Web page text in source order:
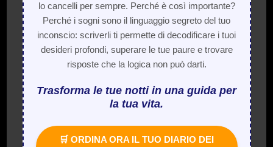
lo cancelli per sempre. Perché è così importante?
Perché i sogni sono il linguaggio segreto del tuo
inconscio: scriverli ti permette di decodificare i tuoi
desideri profondi, superare le tue paure e trovare
risposte che la logica non può darti.
Trasforma le tue notti in una guida per
la tua vita.
🛒 ORDINA ORA IL TUO DIARIO DEI